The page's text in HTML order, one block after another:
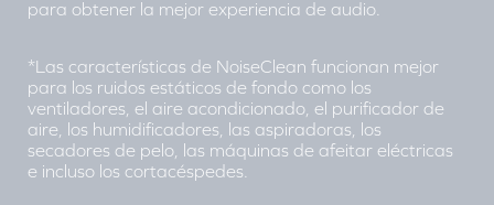
para obtener la mejor experiencia de audio.
*Las características de NoiseClean funcionan mejor
para los ruidos estáticos de fondo como los
ventiladores, el aire acondicionado, el purificador de
aire, los humidificadores, las aspiradoras, los
secadores de pelo, las máquinas de afeitar eléctricas
e incluso los cortacéspedes.